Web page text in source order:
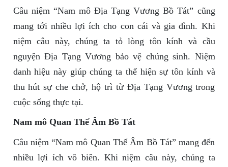
Câu niệm “Nam mô Địa Tạng Vương Bồ Tát” cũng
mang tới nhiều lợi ích cho con cái và gia đình. Khi
niệm câu này, chúng ta tỏ lòng tôn kính và cầu
nguyện Địa Tạng Vương bảo vệ chúng sinh. Niệm
danh hiệu này giúp chúng ta thể hiện sự tôn kính và
thu hút sự che chở, hộ trì từ Địa Tạng Vương trong
cuộc sống thực tại.
Nam mô Quan Thế Âm Bồ Tát
Câu niệm “Nam mô Quan Thế Âm Bồ Tát” mang đến
nhiều lợi ích vô biên. Khi niệm câu này, chúng ta